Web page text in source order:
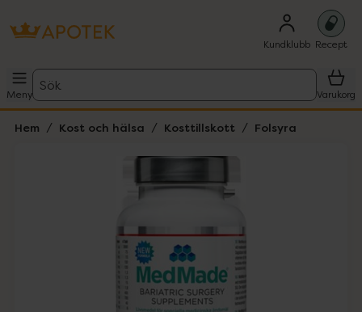
Kundklubb Recept
Meny
Sök
Varukorg
Hem Kost och hälsa Kosttillskott Folsyra
Lista: . Innehåller 1 objekt.